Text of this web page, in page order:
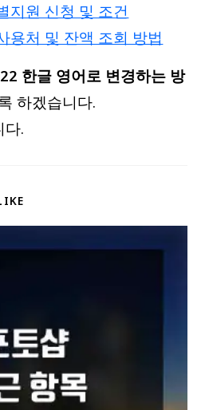
지원 신청 및 조건
용처 및 잔액 조회 방법
한글 영어로 변경하는 방
하겠습니다.
다.